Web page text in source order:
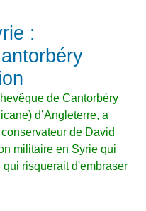
:
de Cantorbéry
d’Angleterre, a
de David
militaire en Syrie qui
risquerait d'embraser